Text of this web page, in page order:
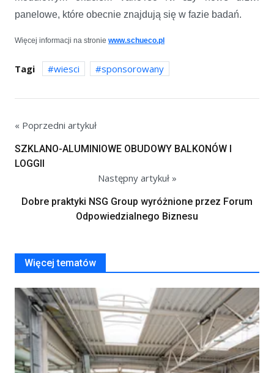
panelowe, które obecnie znajdują się w fazie badań.
Więcej informacji na stronie www.schueco.pl
Tagi wiesci sponsorowany
« Poprzedni artykuł
SZKLANO-ALUMINIOWE OBUDOWY BALKONÓW I
LOGGII
Następny artykuł »
Dobre praktyki NSG Group wyróżnione przez Forum
Odpowiedzialnego Biznesu
Więcej tematów